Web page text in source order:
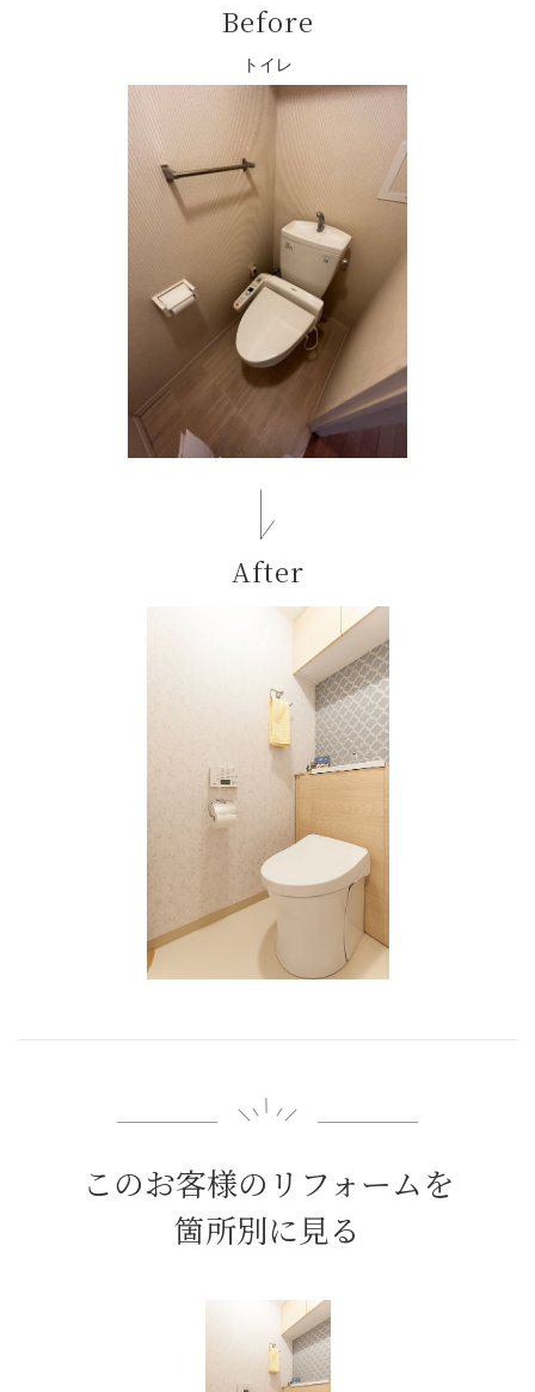
Before
トイレ
After
このお客様のリフォームを
箇所別に見る